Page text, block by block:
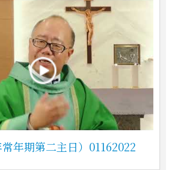
年期第二主日）01162022